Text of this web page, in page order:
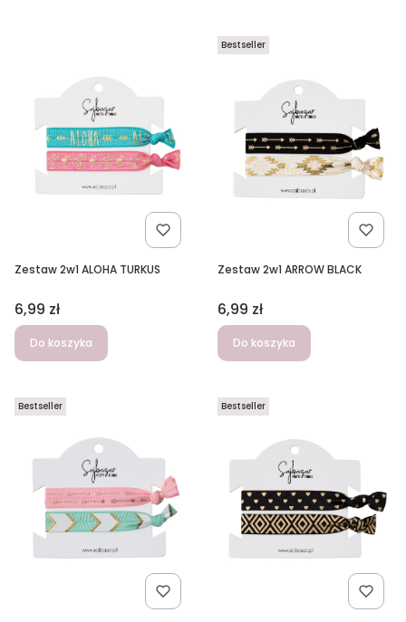
Zestaw 2w1 ALOHA TURKUS
Cena
6,99 zł
Do koszyka
Bestseller
Zestaw 2w1 ARROW BLACK
Cena
6,99 zł
Do koszyka
Bestseller Bestseller